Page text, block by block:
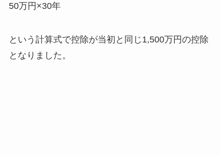
50万円×30年
という計算式で控除が当初と同じ1,500万円の控除
となりました。